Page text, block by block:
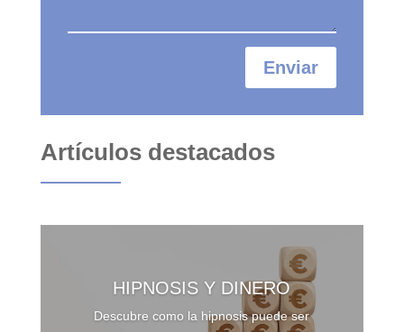
Enviar
Artículos destacados
HIPNOSIS Y DINERO
Descubre como la hipnosis puede ser